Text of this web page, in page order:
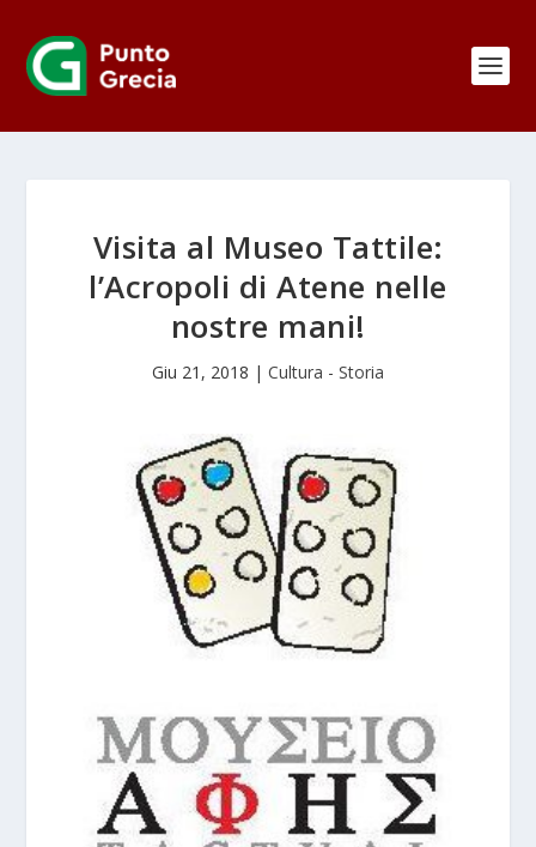
Visita al Museo Tattile:
l’Acropoli di Atene nelle
nostre mani!
Giu 21, 2018 | Cultura - Storia